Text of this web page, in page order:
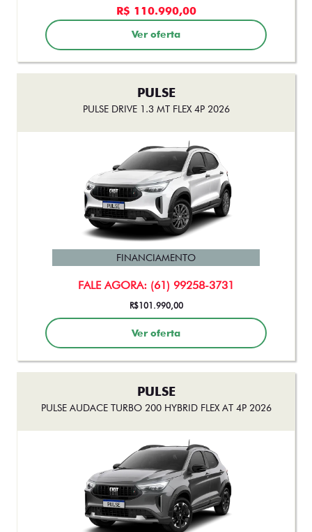
FALE AGORA: (61) 99258-3731
FINANCIAMENTO
De: R$ 115.990,00
Ver oferta
PULSE
PULSE DRIVE 1.3 MT FLEX 4P 2026
FALE AGORA: (61) 99258-3731
FINANCIAMENTO
Ver oferta
PULSE
PULSE AUDACE TURBO 200 HYBRID FLEX AT 4P 2026